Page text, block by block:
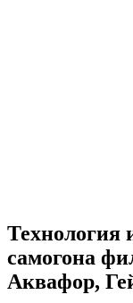
Технология
самогона
Аквафор,